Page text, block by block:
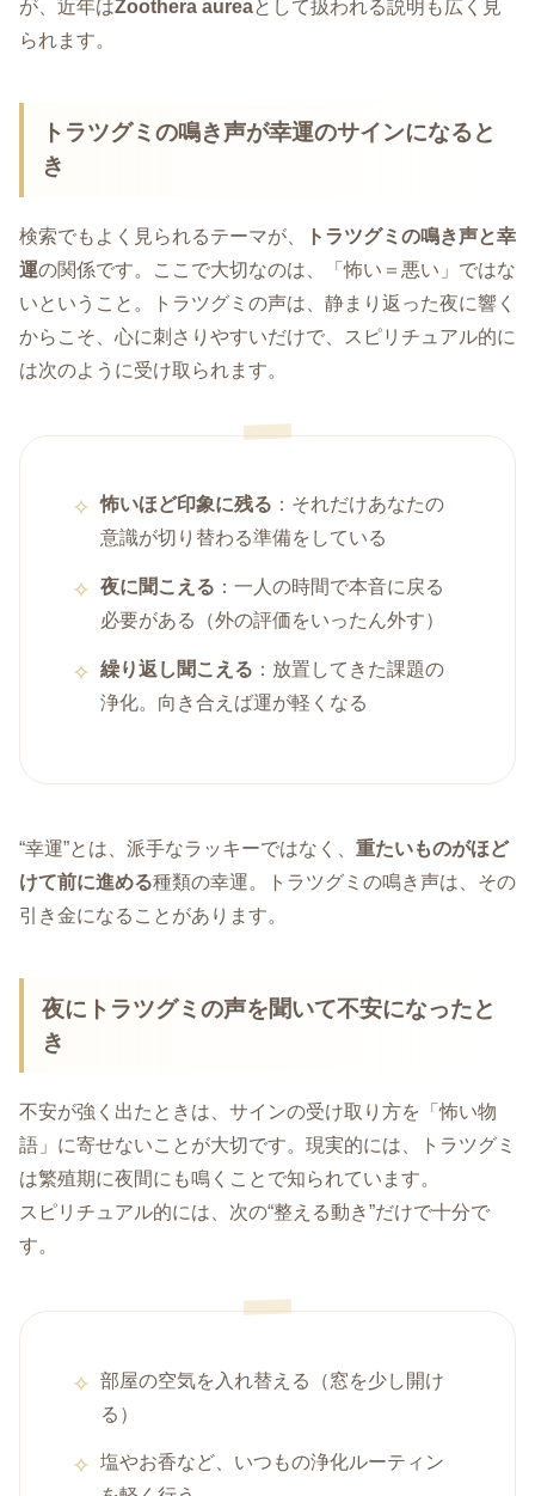
が、近年はZoothera aureaとして扱われる説明も広く見
られます。
トラツグミの鳴き声が幸運のサインになると
き
検索でもよく見られるテーマが、
トラツグミの鳴き声と幸
運の関係です。ここで大切なのは、「怖い＝悪い」ではな
いということ。トラツグミの声は、静まり返った夜に響く
からこそ、心に刺さりやすいだけで、スピリチュアル的に
は次のように受け取られます。
怖いほど印象に残る ：それだけあなたの
意識が切り替わる準備をしている
夜に聞こえる ：一人の時間で本音に戻る
必要がある（外の評価をいったん外す）
繰り返し聞こえる ：放置してきた課題の
浄化。向き合えば運が軽くなる
“幸運”とは、派手なラッキーではなく、 重たいものがほど
けて前に進める種類の幸運。トラツグミの鳴き声は、その
引き金になることがあります。
夜にトラツグミの声を聞いて不安になったと
き
不安が強く出たときは、サインの受け取り方を「怖い物
語」に寄せないことが大切です。現実的には、トラツグミ
は繁殖期に夜間にも鳴くことで知られています。
スピリチュアル的には、次の“整える動き”だけで十分で
す。
部屋の空気を入れ替える（窓を少し開け
る）
塩やお香など、いつもの浄化ルーティン